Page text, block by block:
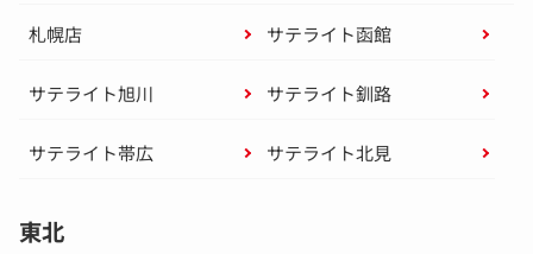
札幌店 サテライト函館
サテライト旭川 サテライト釧路
サテライト帯広 サテライト北見
東北